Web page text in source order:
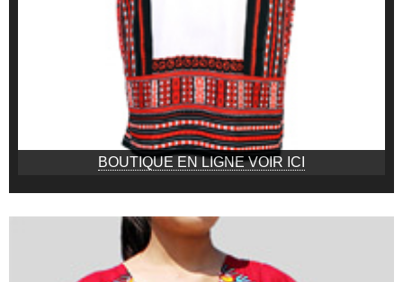
BOUTIQUE EN LIGNE VOIR ICI